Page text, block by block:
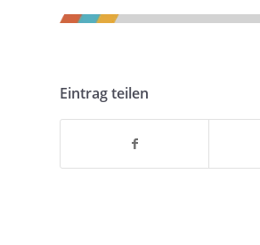
Eintrag teilen